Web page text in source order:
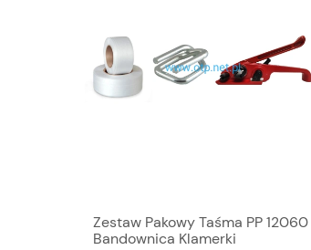
Zestaw Pakowy Taśma PP 12060
Bandownica Klamerki